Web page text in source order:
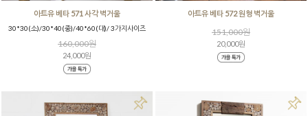
아트유 베타 571 사각 벽거울
30*30(소)/30*40(중)/40*60(대)/ 3가지사이즈
160,000원
24,000원
아트유 베타 572 원형 벽거울
151,000원
20,000원